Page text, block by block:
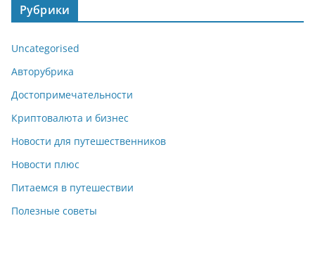
Рубрики
Uncategorised
Авторубрика
Достопримечательности
Криптовалюта и бизнес
Новости для путешественников
Новости плюс
Питаемся в путешествии
Полезные советы